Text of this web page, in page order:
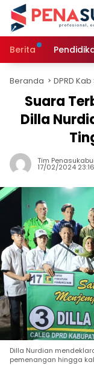
Langsung
konten
Berita
Beranda DPRD
Suara
Dilla
Tim
17/02/2024
Dilla Nurdian
pemenangan hingga